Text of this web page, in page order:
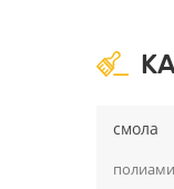
смола